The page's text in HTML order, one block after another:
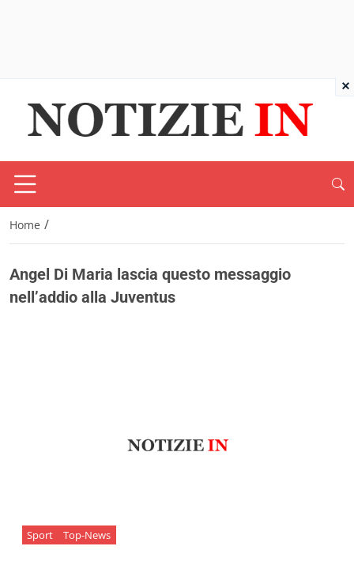
Home /
Angel Di Maria lascia questo messaggio
nell’addio alla Juventus
Sport Top-News
×